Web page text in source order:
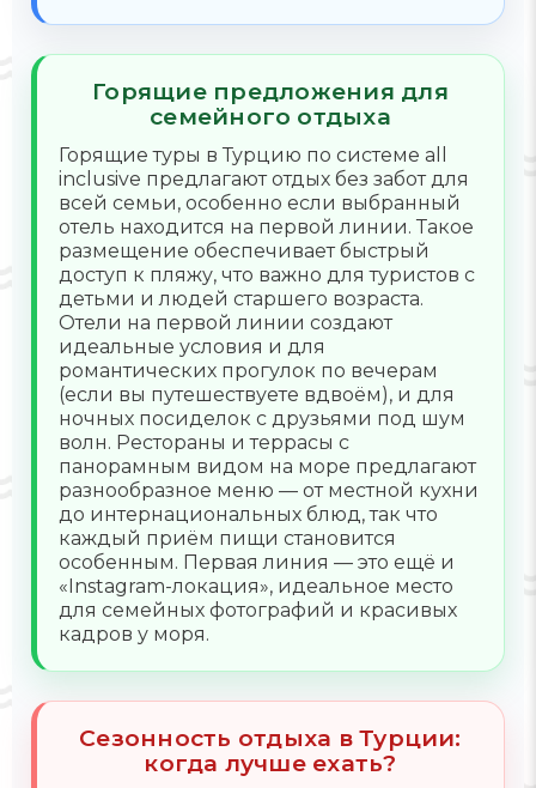
Горящие предложения для
семейного отдыха
Горящие туры в Турцию по системе all
inclusive предлагают отдых без забот для
всей семьи, особенно если выбранный
отель находится на первой линии. Такое
размещение обеспечивает быстрый
доступ к пляжу, что важно для туристов с
детьми и людей старшего возраста.
Отели на первой линии создают
идеальные условия и для
романтических прогулок по вечерам
(если вы путешествуете вдвоём), и для
ночных посиделок с друзьями под шум
волн. Рестораны и террасы с
панорамным видом на море предлагают
разнообразное меню — от местной кухни
до интернациональных блюд, так что
каждый приём пищи становится
особенным. Первая линия — это ещё и
«Instagram-локация», идеальное место
для семейных фотографий и красивых
кадров у моря.
Сезонность отдыха в Турции:
когда лучше ехать?